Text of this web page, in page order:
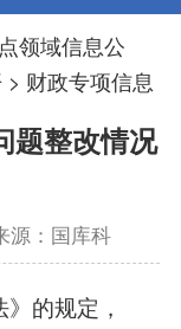
领域信息公
> 财政专项信息
题整改情况
源：国库科
的规定，